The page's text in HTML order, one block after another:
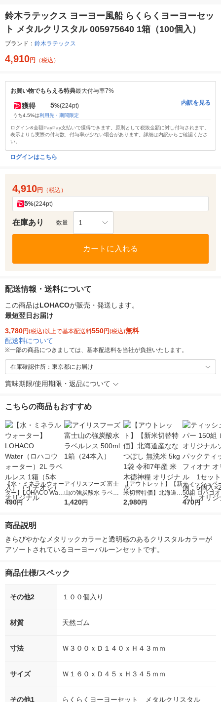
鈴木ラテックス ヨーヨー風船 らくらくヨーヨーセッ
ト メタルクリスタル 005975640 1箱（100個入）
ブランド： 鈴木ラテックス
4,910円 （税込）
お買い物でもらえる特典最大付与率7%
獲得 5%(224pt)
うち4.5%は利用先・期間限定
内訳を見る
ログイン&全額PayPay支払いで獲得できます。原則として税抜金額に対し付与されます。
表示よりも実際の付与数、付与率が少ない場合があります。詳細は内訳からご確認くださ
い。
ログインはこちら
4,910円 （税込）
5%(224pt)
在庫あり 数量 1
カートに入れる
配送情報・送料について
この商品はLOHACOが販売・発送します。
最短翌日お届け
3,780円(税込)以上で基本配送料550円(税込)無料
配送料について
※一部の商品につきましては、基本配送料を当社が負担いたします。
在庫確認住所：東京都にお届け
賞味期限/使用期限・返品について
こちらの商品もおすすめ
【水・ミネラルウォー
ター】LOHACO Wate
r（ロハコウォータ
シ） オリジナル
490円
アイリスフーズ 富士
山の強炭酸水 ラベル
レス 500ml 1箱（24
1,420円
【アウトレット】【新
米切替特価】北海道産
ななつぼし 無洗米 5k
2,980円
ティッシュペ
50組 ロハコ
ルソフトパッ
オリジナル
470円
商品説明
きらびやかなメタリックカラーと透明感のあるクリスタルカラーが
アソートされているヨーヨーバルーンセットです。
商品仕様/スペック
その他2 １００個入り
材質 天然ゴム
寸法 Ｗ３００ｘＤ１４０ｘＨ４３ｍｍ
サイズ Ｗ１６０ｘＤ４５ｘＨ３４５ｍｍ
その他1 らくらくヨーヨーセット メタルクリスタル